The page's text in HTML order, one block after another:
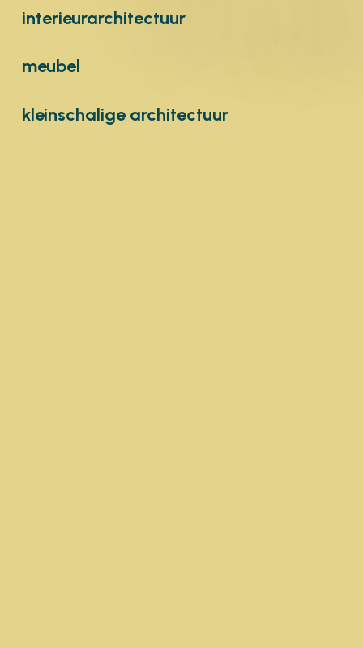
interieurarchitectuur
meubel
kleinschalige architectuur